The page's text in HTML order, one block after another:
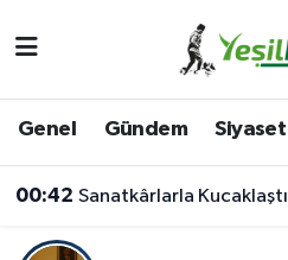
Genel Gündem Siyaset
00:42 Sanatkârlarla Kucaklaştı